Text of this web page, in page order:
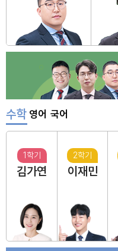
수학 영어 국어
1학기
김가연
2학기
이재민